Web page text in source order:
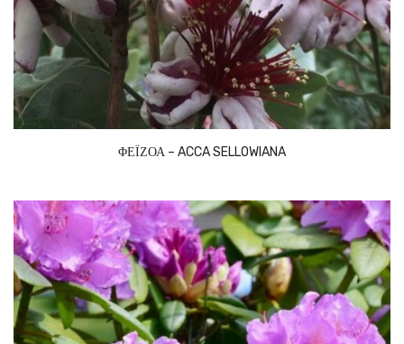
ΦΕΪΖΟΑ – ACCA SELLOWIANA